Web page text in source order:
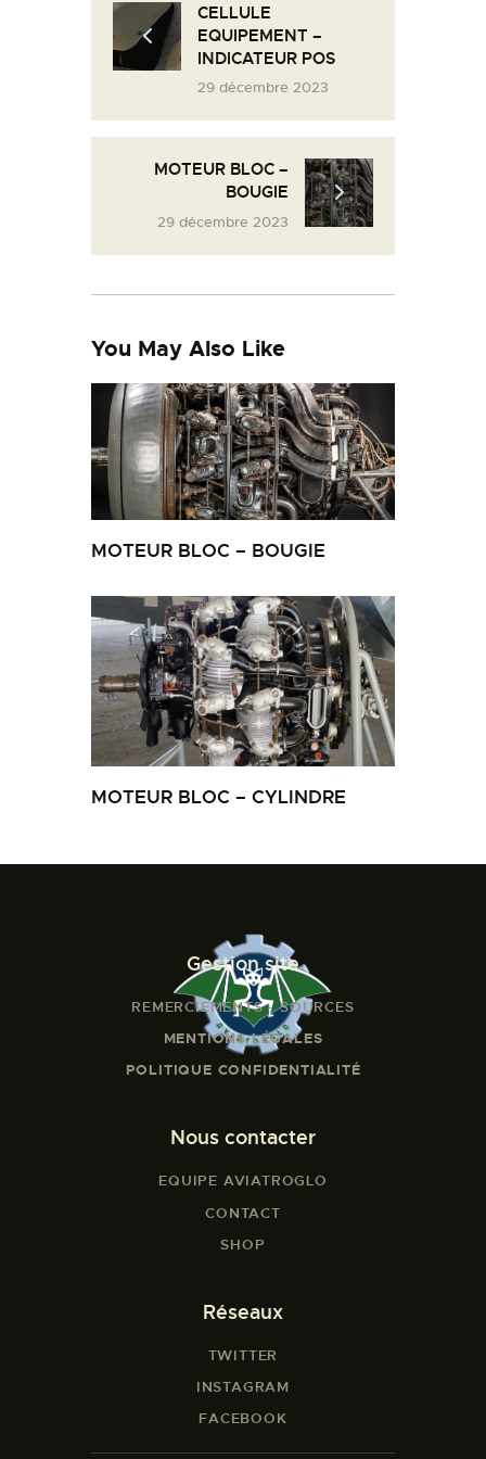
L’ATELIER DE L’AIR
LA SNCAC
PROJET ATELIER DE
L’AIR 606
LA PISTE D’ENVOL
CELLULE
EQUIPEMENT –
INDICATEUR POS
29 décembre 2023
MOTEUR BLOC –
BOUGIE
29 décembre 2023
You May Also Like
MOTEUR BLOC – BOUGIE
MOTEUR BLOC – CYLINDRE
Gestion site
REMERCIEMENTS - SOURCES
MENTIONS LÉGALES
POLITIQUE CONFIDENTIALITÉ
Nous contacter
EQUIPE AVIATROGLO
CONTACT
SHOP
Réseaux
TWITTER
INSTAGRAM
FACEBOOK